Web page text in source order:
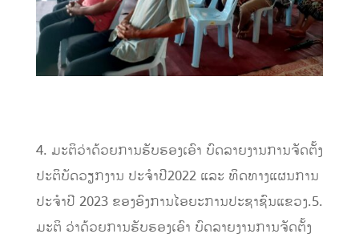
4. ມະຕິວ່າດ້ວຍການຮັບຮອງເອົາ ບົດລາຍງານການຈັດຕັ້ງ
ປະຕິບັດວຽກງານ ປະຈຳປີ2022 ແລະ ທິດທາງແຜນການ
ປະຈຳປີ 2023 ຂອງອົງການໄອຍະການປະຊາຊົນແຂວງ.5.
ມະຕິ ວ່າດ້ວຍການຮັບຮອງເອົາ ບົດລາຍງານການຈັດຕັ້ງ